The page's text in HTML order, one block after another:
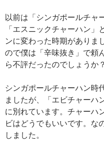
以前は「シンガポールチャ
「エスニックチャーハン」
ンに変わった時期がありま
ので僕は「辛味抜き」で頼
ら不評だったのでしょうか
シンガポールチャーハン時
ましたが、「エビチャーハ
に別れています。チャーハ
ビはどうでもいいです。な
しました。